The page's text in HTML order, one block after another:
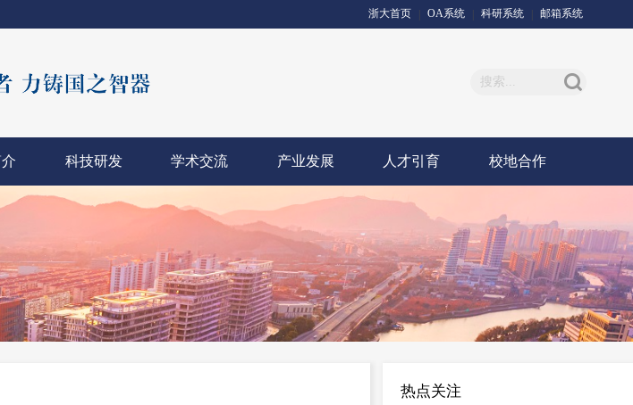
邮箱系统
科研系统
OA系统
浙大首页
科技研发 学术交流 产业发展 人才引育 校地合作
热点关注